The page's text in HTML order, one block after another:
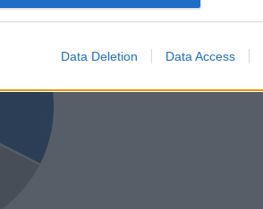
Data Deletion Data Access